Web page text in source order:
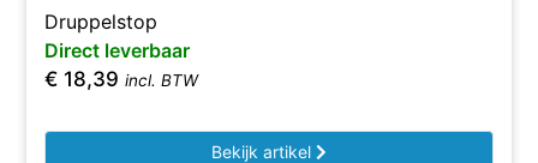
Druppelstop
Direct leverbaar
€ 18,39 incl. BTW
Bekijk artikel